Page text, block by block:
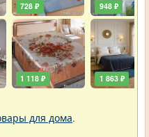
728 ₽
1 118 ₽
948 ₽
1 863 ₽
для дома.